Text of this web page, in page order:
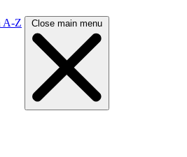
A-Z Close main menu